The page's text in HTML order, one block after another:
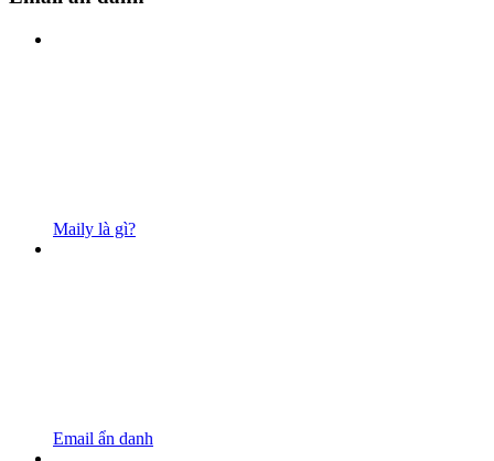
Maily là gì?
Email ẩn danh